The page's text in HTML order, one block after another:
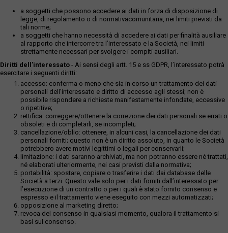
a soggetti che possono accedere ai dati in forza di disposizione di
legge, di regolamento o di normativacomunitaria, nei limiti previsti da
tali norme;
a soggetti che hanno necessità di accedere ai dati per finalità ausiliare
al rapporto che intercorre tra l’interessato e la Società, nei limiti
strettamente necessari per svolgere i compiti ausiliari.
Diritti dell’interessato - Ai sensi degli artt. 15 e ss GDPR, l’interessato potrà
esercitare i seguenti diritti:
accesso: conferma o meno che sia in corso un trattamento dei dati
personali dell’interessato e diritto di accesso agli stessi; non è
possibile rispondere a richieste manifestamente infondate, eccessive
o ripetitive;
rettifica: correggere/ottenere la correzione dei dati personali se errati o
obsoleti e di completarli, se incompleti;
cancellazione/oblio: ottenere, in alcuni casi, la cancellazione dei dati
personali forniti; questo non è un diritto assoluto, in quanto le Società
potrebbero avere motivi legittimi o legali per conservarli;
limitazione: i dati saranno archiviati, ma non potranno essere né trattati,
né elaborati ulteriormente, nei casi previsti dalla normativa;
portabilità: spostare, copiare o trasferire i dati dai database delle
Società a terzi. Questo vale solo per i dati forniti dall’interessato per
l’esecuzione di un contratto o per i quali è stato fornito consenso e
espresso e il trattamento viene eseguito con mezzi automatizzati;
opposizione al marketing diretto;
revoca del consenso in qualsiasi momento, qualora il trattamento si
basi sul consenso.